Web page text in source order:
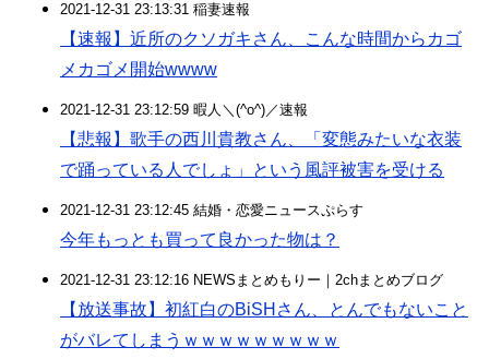
2021-12-31 23:13:31 稲妻速報
【速報】近所のクソガキさん、こんな時間からカゴ
メカゴメ開始wwww
2021-12-31 23:12:59 暇人＼(^o^)／速報
【悲報】歌手の西川貴教さん、「変態みたいな衣装
で踊っている人でしょ」という風評被害を受ける
2021-12-31 23:12:45 結婚・恋愛ニュースぷらす
今年もっとも買って良かった物は？
2021-12-31 23:12:16 NEWSまとめもりー｜2chまとめブログ
【放送事故】初紅白のBiSHさん、とんでもないこと
がバレてしまうｗｗｗｗｗｗｗｗｗ